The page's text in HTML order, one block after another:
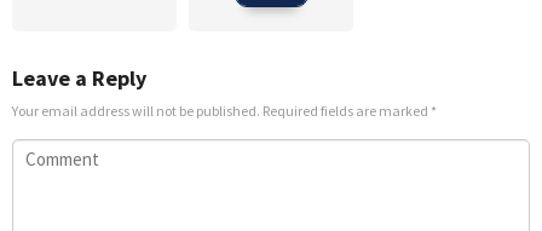
Leave a Reply
Your email address will not be published. Required fields are marked *